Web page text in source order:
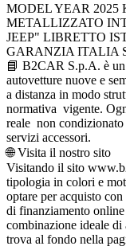
MODEL YEAR 2025
METALLIZZATO
JEEP" LIBRETTO
GARANZIA ITALIA
📘 B2CAR S.p.A. è un
autovetture nuove e
a distanza in modo
normativa vigente.
reale non
servizi accessori.
🌐 Visita il nostro sito
Visitando il sito
tipologia in colori e
optare per acquisto
di finanziamento
combinazione ideale
trova al fondo nella